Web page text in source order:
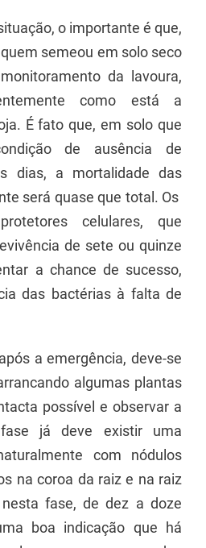
o importante é que,
semeou em solo seco
da lavoura,
como está a
É fato que, em solo que
de ausência de
dias, a mortalidade das
será quase que total. Os
celulares, que
de sete ou quinze
a chance de sucesso,
das bactérias à falta de
a emergência, deve-se
algumas plantas
possível e observar a
já deve existir uma
com nódulos
na coroa da raiz e na raiz
fase, de dez a doze
boa indicação que há